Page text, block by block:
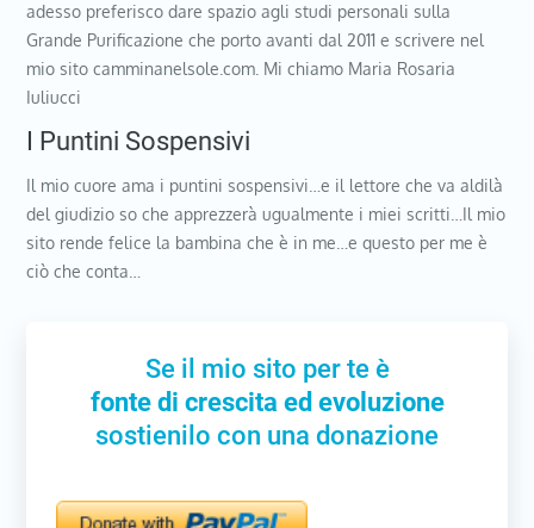
adesso preferisco dare spazio agli studi personali sulla
Grande Purificazione che porto avanti dal 2011 e scrivere nel
mio sito camminanelsole.com. Mi chiamo Maria Rosaria
Iuliucci
I Puntini Sospensivi
Il mio cuore ama i puntini sospensivi…e il lettore che va aldilà
del giudizio so che apprezzerà ugualmente i miei scritti…Il mio
sito rende felice la bambina che è in me…e questo per me è
ciò che conta…
Se il mio sito per te è
fonte di crescita ed evoluzione
sostienilo con una donazione